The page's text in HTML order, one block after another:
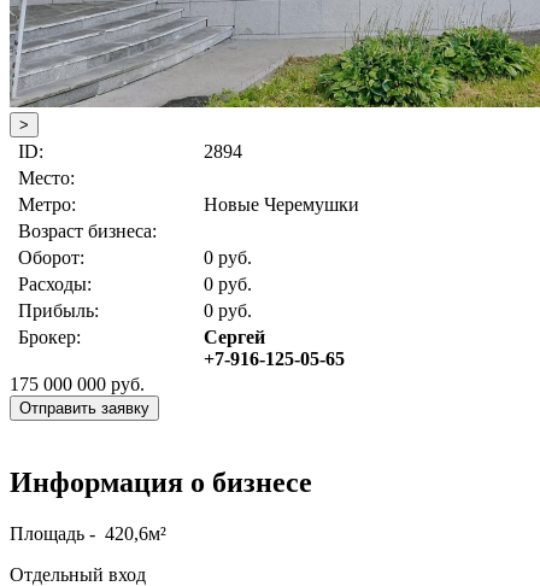
>
ID:
2894
Место:
Метро:
Новые Черемушки
Возраст бизнеса:
Оборот:
0 руб.
Расходы:
0 руб.
Прибыль:
0 руб.
Брокер:
Сергей
+7-916-125-05-65
175 000 000 руб.
Отправить заявку
Информация о бизнесе
Площадь - 420,6м²
Отдельный вход